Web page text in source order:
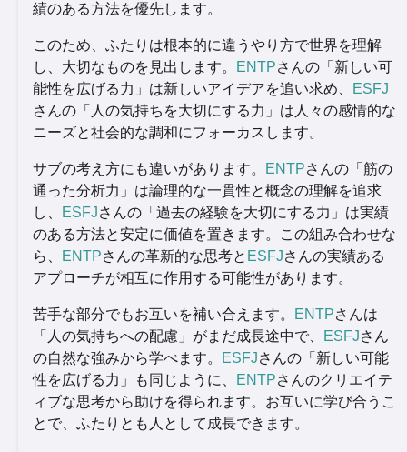
績のある方法を優先します。
このため、ふたりは根本的に違うやり方で世界を理解
し、大切なものを見出します。
ENTPさんの「新しい可
能性を広げる力」は新しいアイデアを追い求め、
ESFJ
さんの「人の気持ちを大切にする力」は人々の感情的な
ニーズと社会的な調和にフォーカスします。
サブの考え方にも違いがあります。 ENTPさんの「筋の
通った分析力」は論理的な一貫性と概念の理解を追求
し、
ESFJさんの「過去の経験を大切にする力」は実績
のある方法と安定に価値を置きます。この組み合わせな
ら、
ENTPさんの革新的な思考と ESFJさんの実績ある
アプローチが相互に作用する可能性があります。
苦手な部分でもお互いを補い合えます。 ENTPさんは
「人の気持ちへの配慮」がまだ成長途中で、
ESFJさん
の自然な強みから学べます。
ESFJさんの「新しい可能
性を広げる力」も同じように、
ENTPさんのクリエイテ
ィブな思考から助けを得られます。お互いに学び合うこ
とで、ふたりとも人として成長できます。